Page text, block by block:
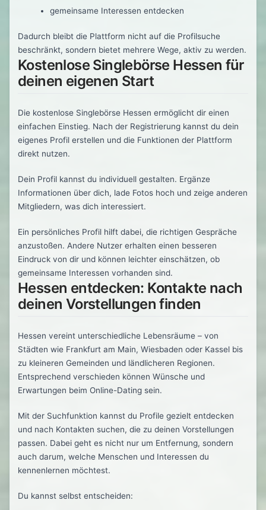
gemeinsame Interessen entdecken
Dadurch bleibt die Plattform nicht auf die Profilsuche
beschränkt, sondern bietet mehrere Wege, aktiv zu werden.
Kostenlose Singlebörse Hessen für
deinen eigenen Start
Die kostenlose Singlebörse Hessen ermöglicht dir einen
einfachen Einstieg. Nach der Registrierung kannst du dein
eigenes Profil erstellen und die Funktionen der Plattform
direkt nutzen.
Dein Profil kannst du individuell gestalten. Ergänze
Informationen über dich, lade Fotos hoch und zeige anderen
Mitgliedern, was dich interessiert.
Ein persönliches Profil hilft dabei, die richtigen Gespräche
anzustoßen. Andere Nutzer erhalten einen besseren
Eindruck von dir und können leichter einschätzen, ob
gemeinsame Interessen vorhanden sind.
Hessen entdecken: Kontakte nach
deinen Vorstellungen finden
Hessen vereint unterschiedliche Lebensräume – von
Städten wie Frankfurt am Main, Wiesbaden oder Kassel bis
zu kleineren Gemeinden und ländlicheren Regionen.
Entsprechend verschieden können Wünsche und
Erwartungen beim Online-Dating sein.
Mit der Suchfunktion kannst du Profile gezielt entdecken
und nach Kontakten suchen, die zu deinen Vorstellungen
passen. Dabei geht es nicht nur um Entfernung, sondern
auch darum, welche Menschen und Interessen du
kennenlernen möchtest.
Du kannst selbst entscheiden: